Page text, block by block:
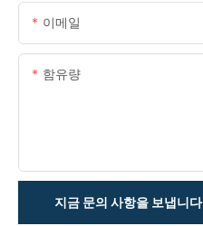
이메일
함유량
지금 문의 사항을 보냅니다